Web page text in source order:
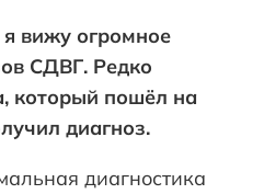
вижу огромное
СДВГ. Редко
который пошёл на
диагноз.
диагностика